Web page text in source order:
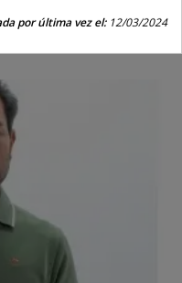
por última vez el:12/03/2024